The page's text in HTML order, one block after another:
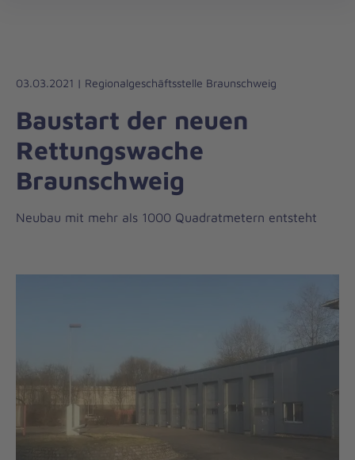
03.03.2021 | Regionalgeschäftsstelle Braunschweig
Baustart der neuen
Rettungswache
Braunschweig
Neubau mit mehr als 1000 Quadratmetern entsteht